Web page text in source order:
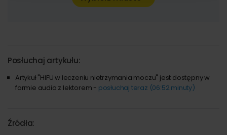
Posłuchaj artykułu:
Artykuł "HIFU w leczeniu nietrzymania moczu" jest dostępny w
formie audio z lektorem - posłuchaj teraz (06:52 minuty)
Źródła: